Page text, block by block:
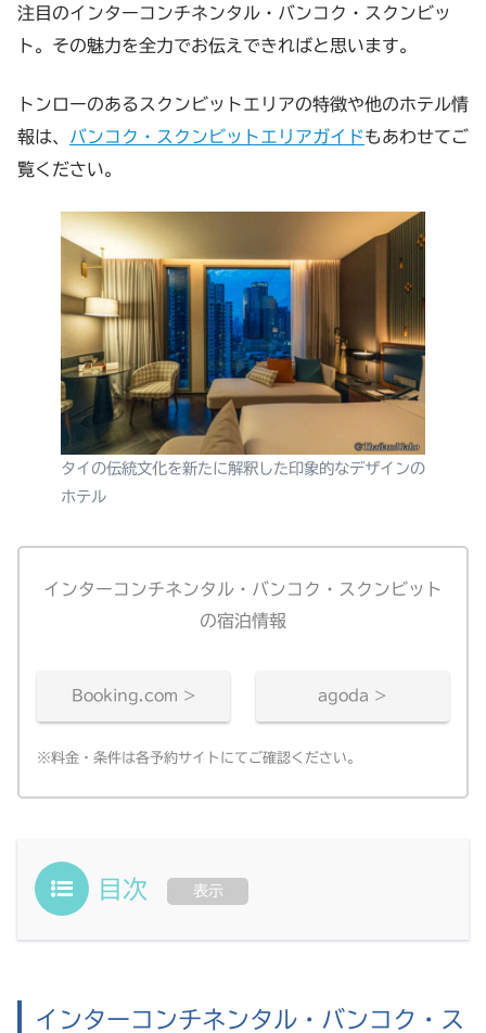
注目のインターコンチネンタル・バンコク・スクンビッ
ト。その魅力を全力でお伝えできればと思います。
トンローのあるスクンビットエリアの特徴や他のホテル情
報は、 バンコク・スクンビットエリアガイドもあわせてご
覧ください。
タイの伝統文化を新たに解釈した印象的なデザインの
ホテル
インターコンチネンタル・バンコク・スクンビット
の宿泊情報
Booking.com > agoda >
※料金・条件は各予約サイトにてご確認ください。
目次 表示
インターコンチネンタル・バンコク・ス